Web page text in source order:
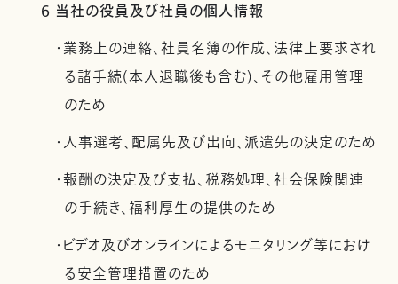
6 当社の役員及び社員の個人情報
・業務上の連絡、社員名簿の作成、法律上要求され
る諸手続(本人退職後も含む)、その他雇用管理
のため
・人事選考、配属先及び出向、派遣先の決定のため
・報酬の決定及び支払、税務処理、社会保険関連
の手続き、福利厚生の提供のため
・ビデオ及びオンラインによるモニタリング等におけ
る安全管理措置のため